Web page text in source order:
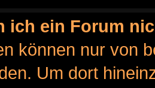
ich ein Forum
können nur von
Um dort